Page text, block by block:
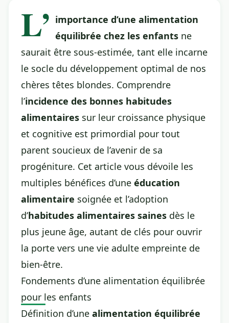
L’ importance d’une alimentation
équilibrée chez les enfantsne
saurait être sous-estimée, tant elle incarne
le socle du développement optimal de nos
chères têtes blondes. Comprendre
l’incidence des bonnes habitudes
alimentaires sur leur croissance physique
et cognitive est primordial pour tout
parent soucieux de l’avenir de sa
progéniture. Cet article vous dévoile les
multiples bénéfices d’une éducation
alimentaire soignée et l’adoption
d’habitudes alimentaires saines dès le
plus jeune âge, autant de clés pour ouvrir
la porte vers une vie adulte empreinte de
bien-être.
Fondements d’une alimentation équilibrée
pour les enfants
Définition d’une alimentation équilibrée